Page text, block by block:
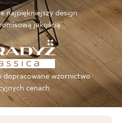
RU
najpiękniejszy design
jakością
dopracowane wzornictwo
cenach